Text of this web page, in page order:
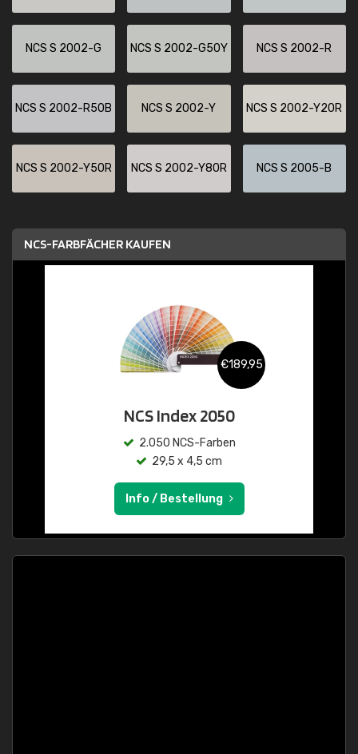
NCS S 2002-G NCS S 2002-G50Y NCS S 2002-R
NCS S 2002-R50B NCS S 2002-Y NCS S 2002-Y20R
NCS S 2002-Y50R NCS S 2002-Y80R NCS S 2005-B
NCS-FARBFÄCHER KAUFEN
€189,95
NCS Index 2050
2.050 NCS-Farben
29,5 x 4,5 cm
Info / Bestellung